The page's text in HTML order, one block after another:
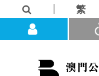
繁